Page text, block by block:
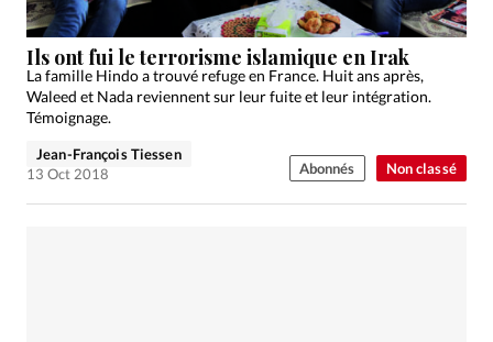
Non classé
Ils ont fui le terrorisme islamique en Irak
La famille Hindo a trouvé refuge en France. Huit ans après,
Waleed et Nada reviennent sur leur fuite et leur intégration.
Témoignage.
Jean-François Tiessen
13 Oct 2018
Abonnés